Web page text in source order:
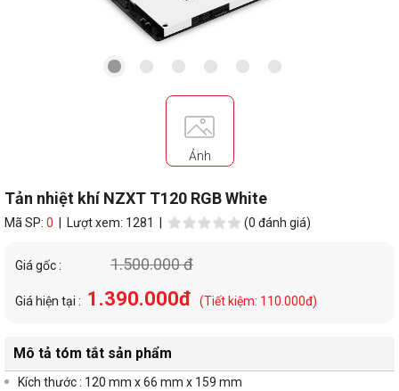
Ảnh
Tản nhiệt khí NZXT T120 RGB White
Mã SP: 0 | Lượt xem: 1281 | (0 đánh giá)
Giá gốc : 1.500.000 đ
Giá hiện tại : 1.390.000đ (Tiết kiệm: 110.000đ)
Mô tả tóm tắt sản phẩm
Kích thước : 120 mm x 66 mm x 159 mm